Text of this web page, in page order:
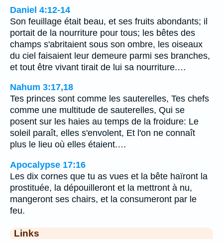
Daniel 4:12-14
Son feuillage était beau, et ses fruits abondants; il
portait de la nourriture pour tous; les bêtes des
champs s'abritaient sous son ombre, les oiseaux
du ciel faisaient leur demeure parmi ses branches,
et tout être vivant tirait de lui sa nourriture.…
Nahum 3:17,18
Tes princes sont comme les sauterelles, Tes chefs
comme une multitude de sauterelles, Qui se
posent sur les haies au temps de la froidure: Le
soleil paraît, elles s'envolent, Et l'on ne connaît
plus le lieu où elles étaient.…
Apocalypse 17:16
Les dix cornes que tu as vues et la bête haïront la
prostituée, la dépouilleront et la mettront à nu,
mangeront ses chairs, et la consumeront par le
feu.
Links